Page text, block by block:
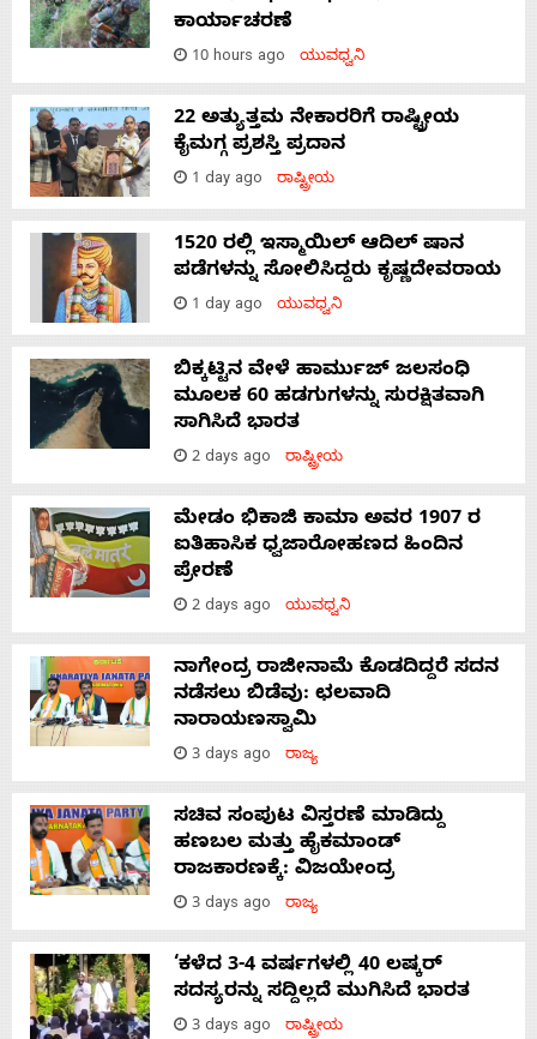
ಕಾರ್ಯಾಚರಣೆ
10 hours ago ಯುವಧ್ವನಿ
22 ಅತ್ಯುತ್ತಮ ನೇಕಾರರಿಗೆ ರಾಷ್ಟ್ರೀಯ
ಕೈಮಗ್ಗ ಪ್ರಶಸ್ತಿ ಪ್ರದಾನ
1 day ago ರಾಷ್ಟ್ರೀಯ
1520 ರಲ್ಲಿ ಇಸ್ಮಾಯಿಲ್ ಆದಿಲ್ ಷಾನ
ಪಡೆಗಳನ್ನು ಸೋಲಿಸಿದ್ದರು ಕೃಷ್ಣದೇವರಾಯ
1 day ago ಯುವಧ್ವನಿ
ಬಿಕ್ಕಟ್ಟಿನ ವೇಳೆ ಹಾರ್ಮುಜ್ ಜಲಸಂಧಿ
ಮೂಲಕ 60 ಹಡಗುಗಳನ್ನು ಸುರಕ್ಷಿತವಾಗಿ
ಸಾಗಿಸಿದೆ ಭಾರತ
2 days ago ರಾಷ್ಟ್ರೀಯ
ಮೇಡಂ ಭಿಕಾಜಿ ಕಾಮಾ ಅವರ 1907 ರ
ಐತಿಹಾಸಿಕ ಧ್ವಜಾರೋಹಣದ ಹಿಂದಿನ
ಪ್ರೇರಣೆ
2 days ago ಯುವಧ್ವನಿ
ನಾಗೇಂದ್ರ ರಾಜೀನಾಮೆ ಕೊಡದಿದ್ದರೆ ಸದನ
ನಡೆಸಲು ಬಿಡೆವು: ಛಲವಾದಿ
ನಾರಾಯಣಸ್ವಾಮಿ
3 days ago ರಾಜ್ಯ
ಸಚಿವ ಸಂಪುಟ ವಿಸ್ತರಣೆ ಮಾಡಿದ್ದು
ಹಣಬಲ ಮತ್ತು ಹೈಕಮಾಂಡ್
ರಾಜಕಾರಣಕ್ಕೆ: ವಿಜಯೇಂದ್ರ
3 days ago ರಾಜ್ಯ
‘ಕಳೆದ 3-4 ವರ್ಷಗಳಲ್ಲಿ 40 ಲಷ್ಕರ್
ಸದಸ್ಯರನ್ನು ಸದ್ದಿಲ್ಲದೆ ಮುಗಿಸಿದೆ ಭಾರತ
3 days ago ರಾಷ್ಟ್ರೀಯ